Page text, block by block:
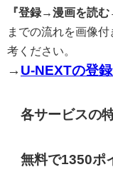
『登録→漫画を読む
までの流れを画像
考ください。
→ U-NEXTの登
各サービスの
無料で1350ポ